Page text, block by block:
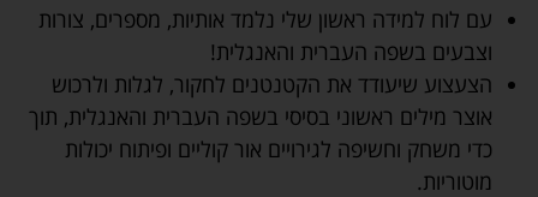
עם לוח למידה ראשון שלי נלמד אותיות, מספרים, צורות
וצבעים בשפה העברית והאנגלית!
הצעצוע שיעודד את הקטנטנים לחקור, לגלות ולרכוש
אוצר מילים ראשוני בסיסי בשפה העברית והאנגלית, תוך
כדי משחק וחשיפה לגירויים אור קוליים ופיתוח יכולות
מוטוריות.